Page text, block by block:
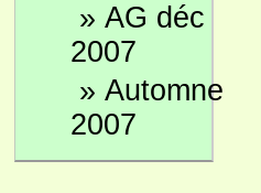
» AG déc
2007
» Automne
2007